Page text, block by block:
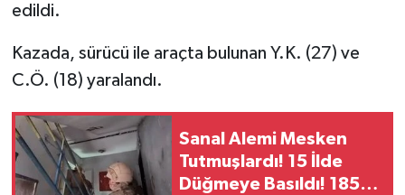
edildi.
Kazada, sürücü ile araçta bulunan Y.K. (27) ve
C.Ö. (18) yaralandı.
Sanal Alemi Mesken
Tutmuşlardı! 15 İlde
Düğmeye Basıldı! 185